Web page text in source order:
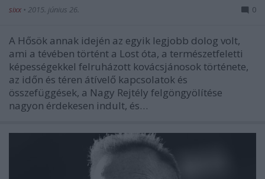
sixx • 2015. június 26. 0
A Hősök annak idején az egyik legjobb dolog volt,
ami a tévében történt a Lost óta, a természetfeletti
képességekkel felruházott kovácsjánosok története,
az időn és téren átívelő kapcsolatok és
összefüggések, a Nagy Rejtély felgöngyölítése
nagyon érdekesen indult, és…